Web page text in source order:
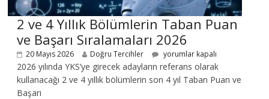
2 ve 4 Yıllık Bölümlerin Taban Puan
ve Başarı Sıralamaları 2026
20 Mayıs 2026 Doğru Tercihler yorumlar kapalı
2026 yılında YKS’ye girecek adayların referans olarak
kullanacağı 2 ve 4 yıllık bölümlerin son 4 yıl Taban Puan ve
Başarı